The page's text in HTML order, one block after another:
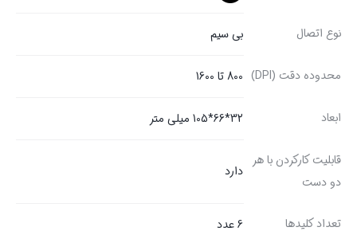
نوع اتصال بی سیم
محدوده دقت (DPI) 800 تا 1600
ابعاد 32*66*105 میلی متر
قابلیت کارکردن با هر
دو دست
دارد
تعداد کلیدها 6 عدد